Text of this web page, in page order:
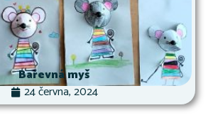
Barevná myš
24 června, 2024